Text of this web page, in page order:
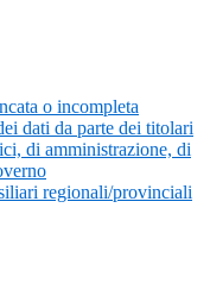
o incompleta
dati da parte dei titolari
di amministrazione, di
regionali/provinciali